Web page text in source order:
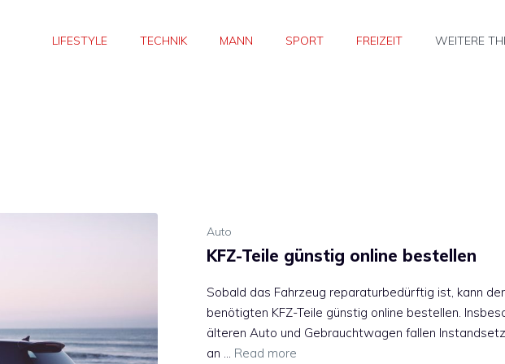
LIFESTYLE TECHNIK MANN SPORT FREIZEIT WEITERE
Auto
KFZ-Teile günstig online bestellen
Sobald das Fahrzeug reparaturbedürftig ist, kann
benötigten KFZ-Teile günstig online bestellen.
älteren Auto und Gebrauchtwagen fallen
an … Read more